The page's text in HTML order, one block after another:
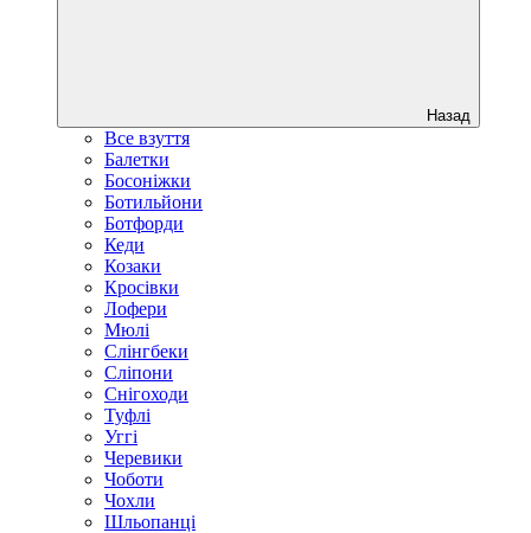
Назад
Все взуття
Балетки
Босоніжки
Ботильйони
Ботфорди
Кеди
Козаки
Кросівки
Лофери
Мюлі
Слінгбеки
Сліпони
Снігоходи
Туфлі
Уггі
Черевики
Чоботи
Чохли
Шльопанці